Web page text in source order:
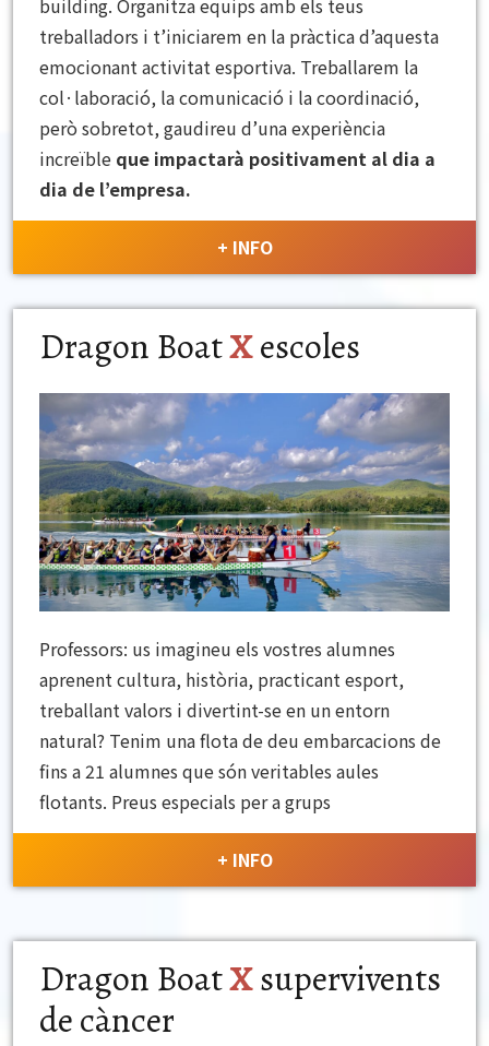
building. Organitza equips amb els teus
treballadors i t’iniciarem en la pràctica d’aquesta
emocionant activitat esportiva. Treballarem la
col·laboració, la comunicació i la coordinació,
però sobretot, gaudireu d’una experiència
increïble que impactarà positivament al dia a
dia de l’empresa.
+ INFO
Dragon BoatXescoles
Professors: us imagineu els vostres alumnes
aprenent cultura, història, practicant esport,
treballant valors i divertint-se en un entorn
natural? Tenim una flota de deu embarcacions de
fins a 21 alumnes que són veritables aules
flotants. Preus especials per a grups
+ INFO
Dragon BoatXsupervivents
de càncer